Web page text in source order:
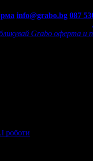
info@grabo.bg 087
Grabo оферта и
роботи